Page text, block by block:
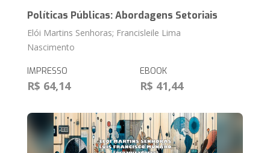
Políticas Públicas: Abordagens Setoriais
Elói Martins Senhoras; Francisleile Lima
Nascimento
IMPRESSO
R$ 64,14
EBOOK
R$ 41,44